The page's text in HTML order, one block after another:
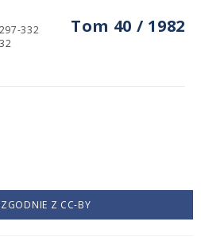
Tom 40 / 1982
332
Z CC-BY